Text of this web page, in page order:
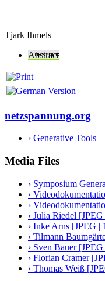
Tjark Ihmels
Abstract
netzspannung.org
› Generative Tools
Media Files
› Symposium
›
›
› Julia Riedel
› Inke Arns [JPEG
› Tilmann
› Sven Bauer
› Florian Cramer
› Thomas Weiß